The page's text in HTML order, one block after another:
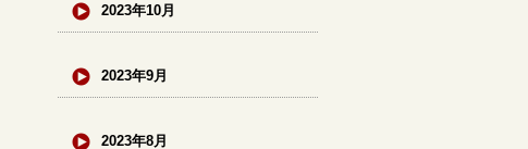
2023年10月
2023年9月
2023年8月